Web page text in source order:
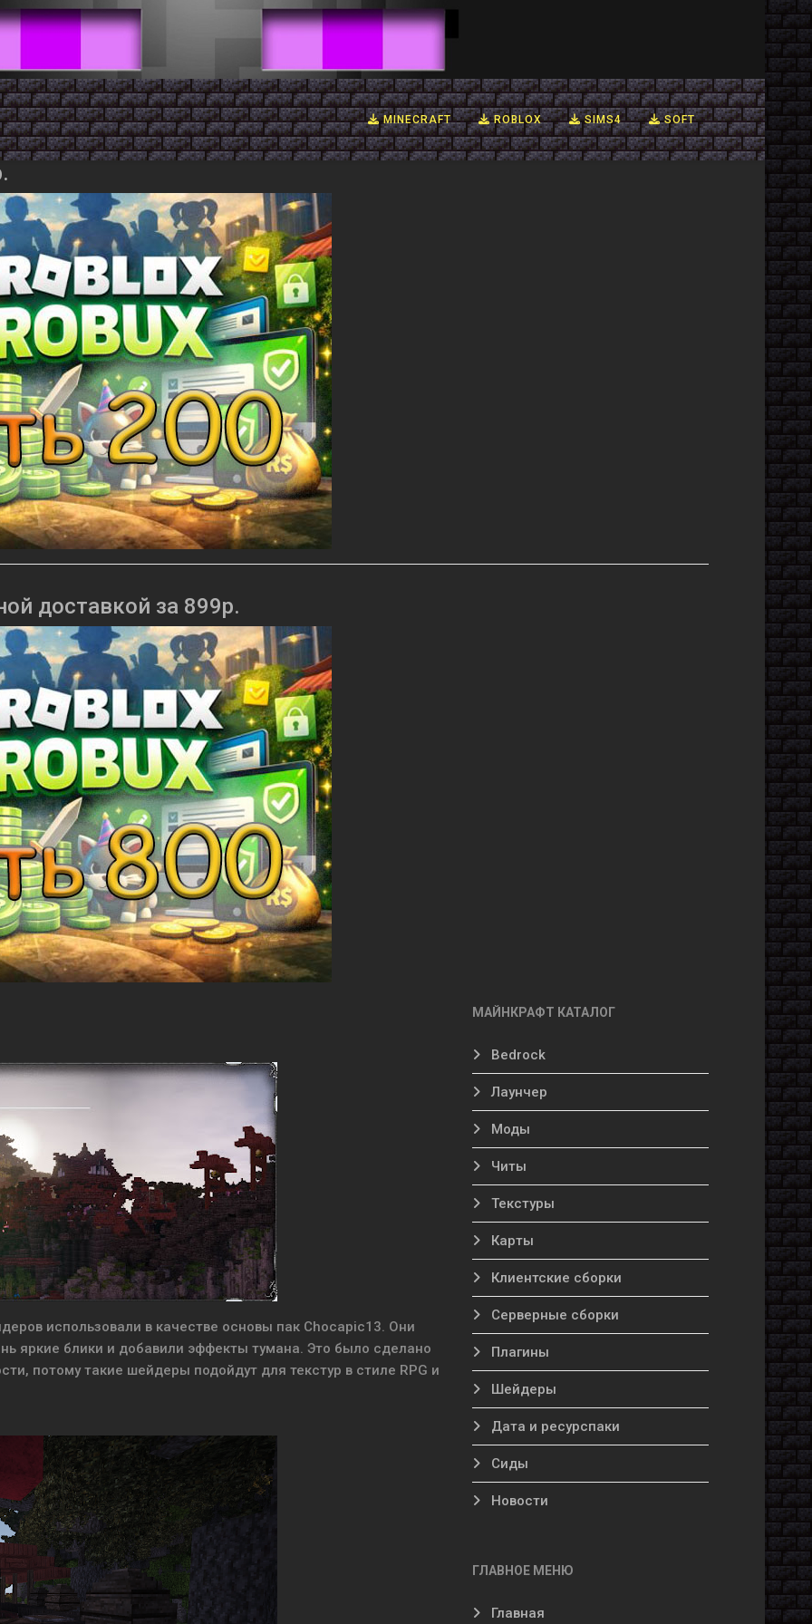
MINECRAFT ROBLOX SIMS4 SOFT
доставкой за 899р.
использовали в качестве основы пак Chocapic13. Они
яркие блики и добавили эффекты тумана. Это было сделано
потому такие шейдеры подойдут для текстур в стиле RPG и
МАЙНКРАФТ КАТАЛОГ
Bedrock
Лаунчер
Моды
Читы
Текстуры
Карты
Клиентские сборки
Серверные сборки
Плагины
Шейдеры
Дата и ресурспаки
Сиды
Новости
ГЛАВНОЕ МЕНЮ
Главная